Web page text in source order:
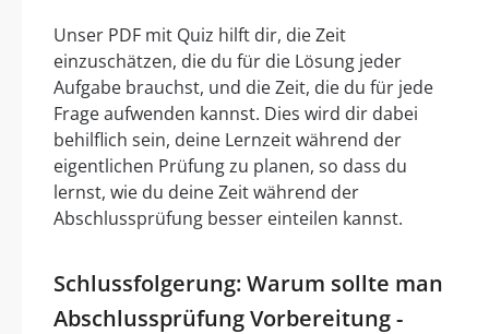
Unser PDF mit Quiz hilft dir, die Zeit
einzuschätzen, die du für die Lösung jeder
Aufgabe brauchst, und die Zeit, die du für jede
Frage aufwenden kannst. Dies wird dir dabei
behilflich sein, deine Lernzeit während der
eigentlichen Prüfung zu planen, so dass du
lernst, wie du deine Zeit während der
Abschlussprüfung besser einteilen kannst.
Schlussfolgerung: Warum sollte man
Abschlussprüfung Vorbereitung -